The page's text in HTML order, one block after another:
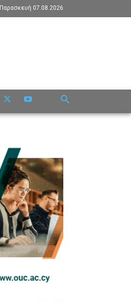
Παρασκευή 07.08.2026